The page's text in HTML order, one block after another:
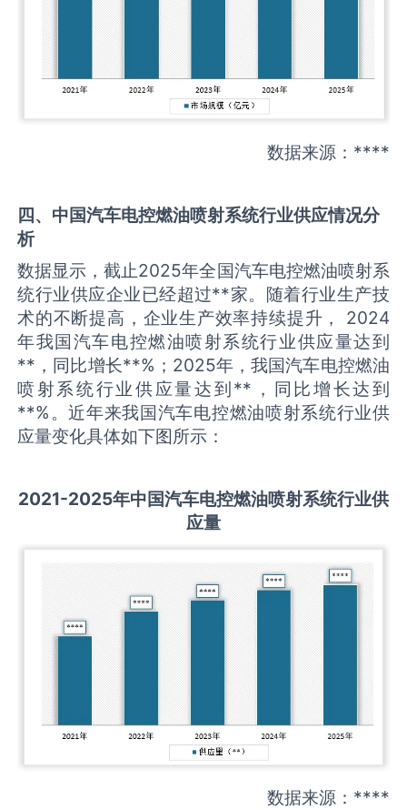
数据来源：****
四、中国汽车电控燃油喷射系统行业供应情况分
析
数据显示，截止2025年全国汽车电控燃油喷射系
统行业供应企业已经超过**家。随着行业生产技
术的不断提高，企业生产效率持续提升， 2024
年我国汽车电控燃油喷射系统行业供应量达到
**，同比增长**%；2025年，我国汽车电控燃油
喷射系统行业供应量达到**，同比增长达到
**%。近年来我国汽车电控燃油喷射系统行业供
应量变化具体如下图所示：
2021-2025年中国汽车电控燃油喷射系统行业供
应量
数据来源：****